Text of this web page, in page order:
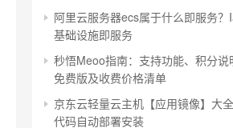
阿里云服务器ecs属于什么即服务？
基础设施即服务
秒悟Meoo指南：支持功能、积分说
免费版及收费价格清单
京东云轻量云主机【应用镜像】大
代码自动部署安装